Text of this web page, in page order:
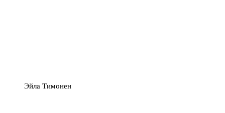
Эйла Тимонен